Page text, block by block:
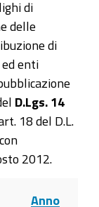
di
delle
di
ed enti
D.Lgs. 14
18 del D.L.
2012.
Anno